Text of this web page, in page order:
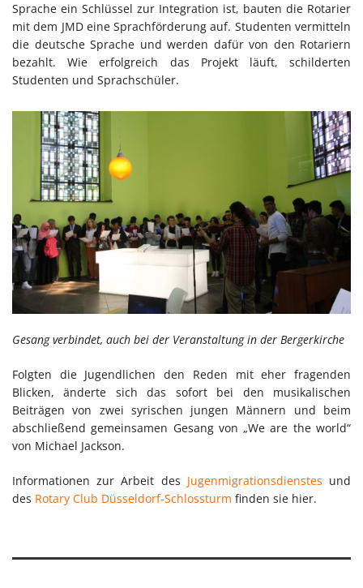
Sprache ein Schlüssel zur Integration ist, bauten die Rotarier
mit dem JMD eine Sprachförderung auf. Studenten vermitteln
die deutsche Sprache und werden dafür von den Rotariern
bezahlt. Wie erfolgreich das Projekt läuft, schilderten
Studenten und Sprachschüler.
Gesang verbindet, auch bei der Veranstaltung in der Bergerkirche
Folgten die Jugendlichen den Reden mit eher fragenden
Blicken, änderte sich das sofort bei den musikalischen
Beiträgen von zwei syrischen jungen Männern und beim
abschließend gemeinsamen Gesang von „We are the world“
von Michael Jackson.
Informationen zur Arbeit des Jugenmigrationsdienstes und
des Rotary Club Düsseldorf-Schlossturm finden sie hier.